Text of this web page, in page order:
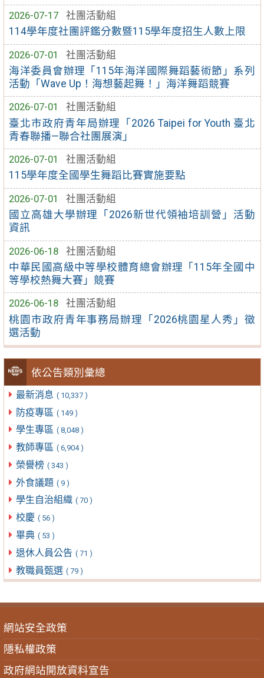
2026-07-17
社團活動組
114學年度社團評鑑分數暨115學年度招生人數上限
2026-07-01
社團活動組
海洋委員會辦理「115年海洋國際舞蹈藝術節」系列
活動「Wave Up！海想藝起舞！」海洋舞蹈競賽
2026-07-01
社團活動組
臺北市政府青年局辦理「2026 Taipei for Youth 臺北
青春聯播—聯合社團展演」
2026-07-01
社團活動組
115學年度全國學生舞蹈比賽實施要點
2026-07-01
社團活動組
國立高雄大學辦理「2026新世代領袖培訓營」活動
資訊
2026-06-18
社團活動組
中華民國高級中等學校體育總會辦理「115年全國中
等學校熱舞大賽」競賽
2026-06-18
社團活動組
桃園市政府青年事務局辦理「2026桃園星人秀」徵
選活動
依公告類別彙總
最新消息 ( 10,337 )
防疫專區 ( 149 )
學生專區 ( 8,048 )
教師專區 ( 6,904 )
榮譽榜 ( 343 )
外食議題 ( 9 )
學生自治組織 ( 70 )
校慶 ( 56 )
畢典 ( 53 )
退休人員公告 ( 71 )
教職員甄選 ( 79 )
網站安全政策
隱私權政策
政府網站開放資料宣告